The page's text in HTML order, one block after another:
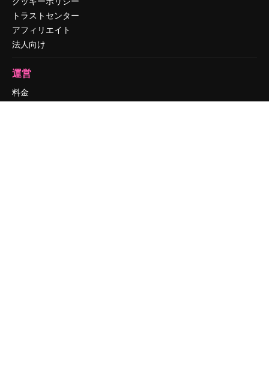
トラストセンター
アフィリエイト
法人向け
運営
料金